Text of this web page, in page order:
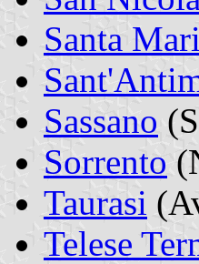
Santa
Sassano
Sorrento
Taurasi
Telese